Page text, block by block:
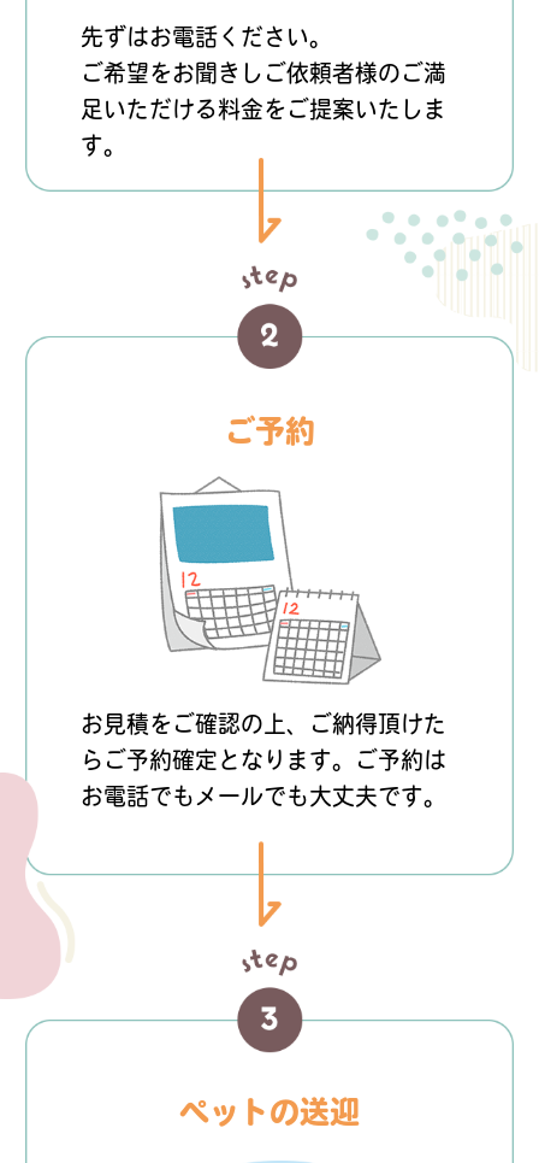
先ずはお電話ください。
ご希望をお聞きしご依頼者様のご満
足いただける料金をご提案いたしま
す。
ご予約
お見積をご確認の上、ご納得頂けた
らご予約確定となります。ご予約は
お電話でもメールでも大丈夫です。
ペットの送迎